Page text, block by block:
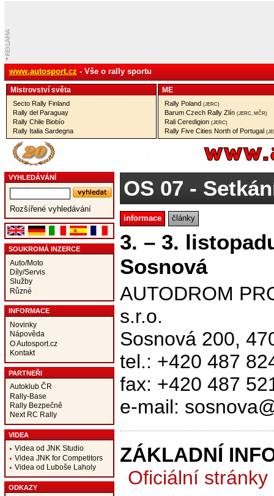
www.autosport.cz - Vše o rally sportu
Mistrovství­ světa
Secto Rally Finland
Rally del Paraguay
Rally Chile Biobío
Rally Italia Sardegna
ME
Rally Poland (JERC)
Barum Czech Rally Zlín (JERC, MČR)
Rali Ceredigion (JERC)
Rally Five Cities North of Portugal
VYHLEDÁVÁNÍ
Rozšířené vyhledávání
SOUKROMÁ INZERCE
Auto/Moto
Díly/Servis
Služby
Různé
INFORMACE
Novinky
Nápověda
O Autosport.cz
Kontakt
PARTNEŘI
Autoklub ČR
Rally-Base
Rally Bezpečně
Next RC Rally
VIDEA
Videa od JNK Studio
Videa JNK for Competitors
Videa od Luboše Laholy
ODKAZY
OS 07 -
informace články
3. – 3.
Sosnová
AUTODROM
s.r.o.
Sosnová 200,
tel.: +420 487
fax: +420 487
e-mail:
ZÁKLADNÍ
Oficiální stránky